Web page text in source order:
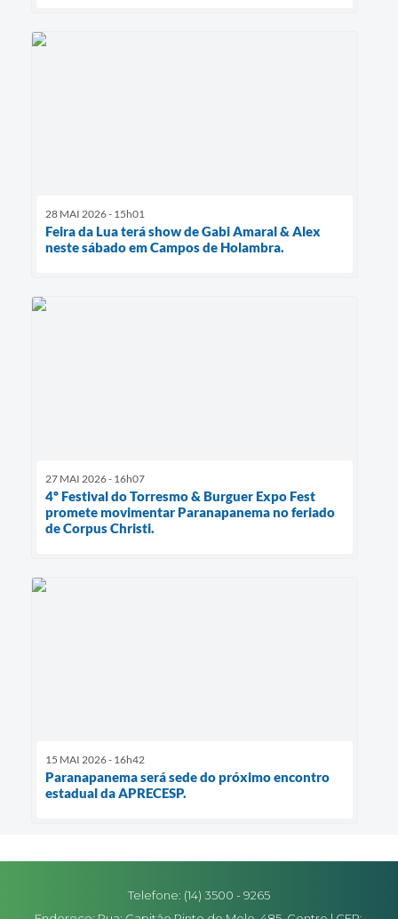
28 MAI 2026 - 15h01
Feira da Lua terá show de Gabi Amaral & Alex
neste sábado em Campos de Holambra.
27 MAI 2026 - 16h07
4º Festival do Torresmo & Burguer Expo Fest
promete movimentar Paranapanema no feriado
de Corpus Christi.
15 MAI 2026 - 16h42
Paranapanema será sede do próximo encontro
estadual da APRECESP.
Telefone: (14) 3500 - 9265